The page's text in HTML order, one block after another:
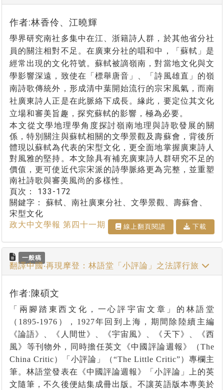
作者:林香伶、江曉輝
學界研究南社多集中在江、浙籍詩人群，於其他省分社
員的關注相對不足。在廣東分社的唱和中，「蘇軾」是
經常出現的文化符號。蘇軾被謫嶺南，對當地文化與文
學影響深遠，致使在「標舉唐音」、「詩風雄直」的嶺
南詩歌傳統外，形成清中葉開始流行的宗宋風氣，而南
社廣東詩人正是在此脈絡下成長。緣此，要定位其文化
立場和審美旨趣，探究蘇軾的影響，極為必要。
本文從文學地理學角度探討嶺南地理與詩歌發展的關
係，特別關注與蘇軾相關的文學景觀及壽蘇會，背後所
體現以蘇軾為代表的宋型文化，更全面地掌握廣東詩人
對風雅的堅持。本文除具有補充廣東詩人群研究不足的
價值，更可使近代宗宋派的詩學脈絡更為完整，並重塑
南社詩歌與審美風尚的多樣性。
頁次： 133-172
關鍵字： 蘇軾、南社廣東分社、文學景觀、壽蘇會、
宋型文化
政大中文學報 第四十一期
線上翻⾴閱讀 下載
一般稿
翻譯中國‧再現摩登：林語堂「小評論」之法譯行旅
作者:陳碩文
「兩腳踏東西文化，一心評宇宙文章」的林語堂
（ 1895-1976 ）， 1927年回到上海，期間除陸續主編
《論語》、《人間世》、《宇宙風》、《天下》、《西
風》等刊物外，同時擔任英文《中國評論週報》（The
China Critic）「小評論」（“The Little Critic”）專欄主
筆。林語堂發表在《中國評論週報》「小評論」上的英
文隨筆，不久後便結集成冊出版。不讓英語版本專美於